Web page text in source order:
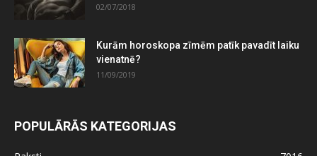
02/07/2018
Kurām horoskopa zīmēm patīk pavadīt laiku
vienatnē?
11/09/2019
POPULĀRĀS KATEGORIJAS